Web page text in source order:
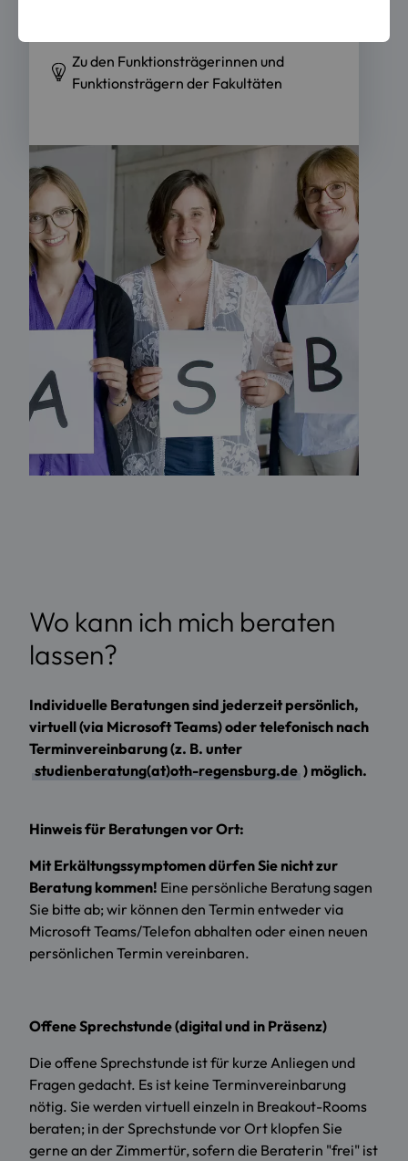
Zu den Funktionsträgerinnen und
Funktionsträgern der Fakultäten
Wo kann ich mich beraten
lassen?
Individuelle Beratungen sind jederzeit persönlich,
virtuell (via Microsoft Teams) oder telefonisch nach
Terminvereinbarung (z. B. unter
studienberatung(at)oth-regensburg.de ) möglich.
Hinweis für Beratungen vor Ort:
Mit Erkältungssymptomen dürfen Sie nicht zur
Beratung kommen! Eine persönliche Beratung sagen
Sie bitte ab; wir können den Termin entweder via
Microsoft Teams/Telefon abhalten oder einen neuen
persönlichen Termin vereinbaren.
Offene Sprechstunde (digital und in Präsenz)
Die offene Sprechstunde ist für kurze Anliegen und
Fragen gedacht. Es ist keine Terminvereinbarung
nötig. Sie werden virtuell einzeln in Breakout-Rooms
beraten; in der Sprechstunde vor Ort klopfen Sie
gerne an der Zimmertür, sofern die Beraterin "frei" ist